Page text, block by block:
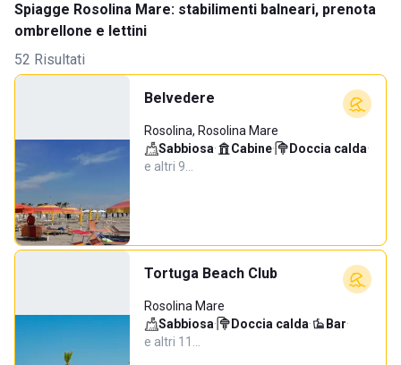
Spiagge Rosolina Mare: stabilimenti balneari, prenota
ombrellone e lettini
52 Risultati
Belvedere
Rosolina, Rosolina Mare
Sabbiosa· Cabine· Doccia calda·
e altri 9…
Tortuga Beach Club
Rosolina Mare
Sabbiosa· Doccia calda· Bar·
e altri 11…